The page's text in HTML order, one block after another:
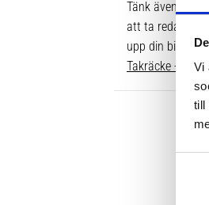
Vi
till
Tänk även på
att ta reda på
upp din bil. Där
Takräcke -